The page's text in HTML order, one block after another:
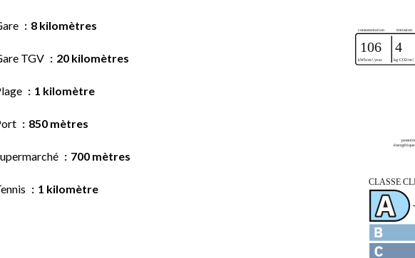
8 kilomètres
TGV 20 kilomètres
1 kilomètre
850 mètres
700 mètres
1 kilomètre